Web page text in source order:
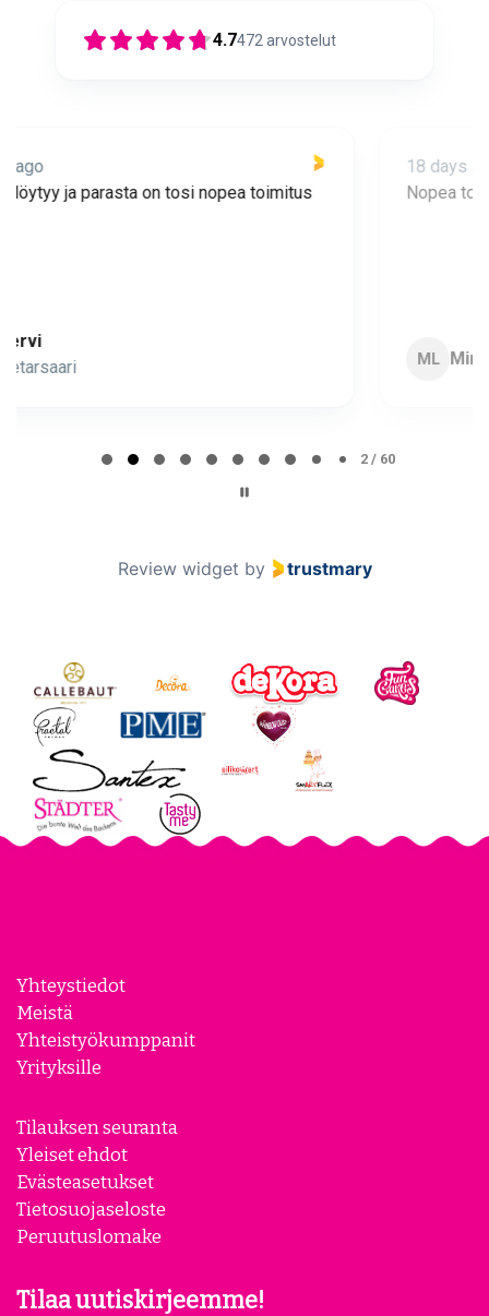
4.7472 arvostelut
Nopea toimitus ja super asiakaspalvelua 🩷
ML
2 / 60
Review widget by trustmary
Yhteystiedot
Meistä
Yhteistyökumppanit
Yrityksille
Tilauksen seuranta
Yleiset ehdot
Evästeasetukset
Tietosuojaseloste
Peruutuslomake
Tilaa uutiskirjeemme!